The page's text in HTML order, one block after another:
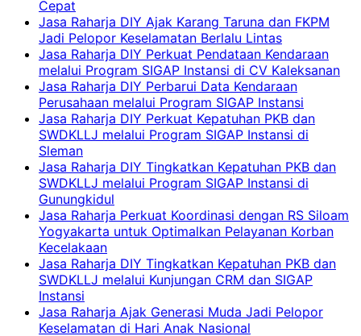
Cepat
Jasa Raharja DIY Ajak Karang Taruna dan FKPM
Jadi Pelopor Keselamatan Berlalu Lintas
Jasa Raharja DIY Perkuat Pendataan Kendaraan
melalui Program SIGAP Instansi di CV Kaleksanan
Jasa Raharja DIY Perbarui Data Kendaraan
Perusahaan melalui Program SIGAP Instansi
Jasa Raharja DIY Perkuat Kepatuhan PKB dan
SWDKLLJ melalui Program SIGAP Instansi di
Sleman
Jasa Raharja DIY Tingkatkan Kepatuhan PKB dan
SWDKLLJ melalui Program SIGAP Instansi di
Gunungkidul
Jasa Raharja Perkuat Koordinasi dengan RS Siloam
Yogyakarta untuk Optimalkan Pelayanan Korban
Kecelakaan
Jasa Raharja DIY Tingkatkan Kepatuhan PKB dan
SWDKLLJ melalui Kunjungan CRM dan SIGAP
Instansi
Jasa Raharja Ajak Generasi Muda Jadi Pelopor
Keselamatan di Hari Anak Nasional